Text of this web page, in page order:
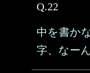
Q.22
中を書か
字、なー